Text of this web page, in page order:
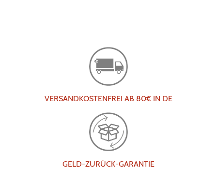
VERSANDKOSTENFREI AB 80€ IN DE
GELD-ZURÜCK-GARANTIE